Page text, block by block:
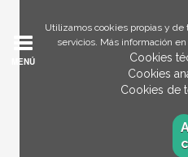
Utilizamos cookies propias y
servicios. Más información
Cookies
Cookies
Cookies de
MENÚ